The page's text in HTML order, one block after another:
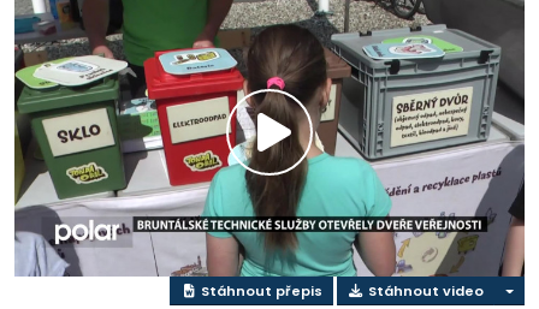
Přehrát
video
Stáhnout přepis Stáhnout video